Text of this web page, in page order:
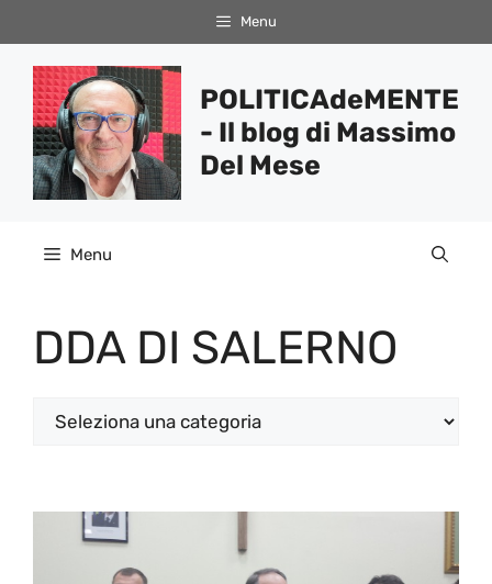
al
contenuto
Menu
POLITICAdeMENTE
- Il blog di Massimo
Del Mese
Menu
DDA DI SALERNO
Categorie